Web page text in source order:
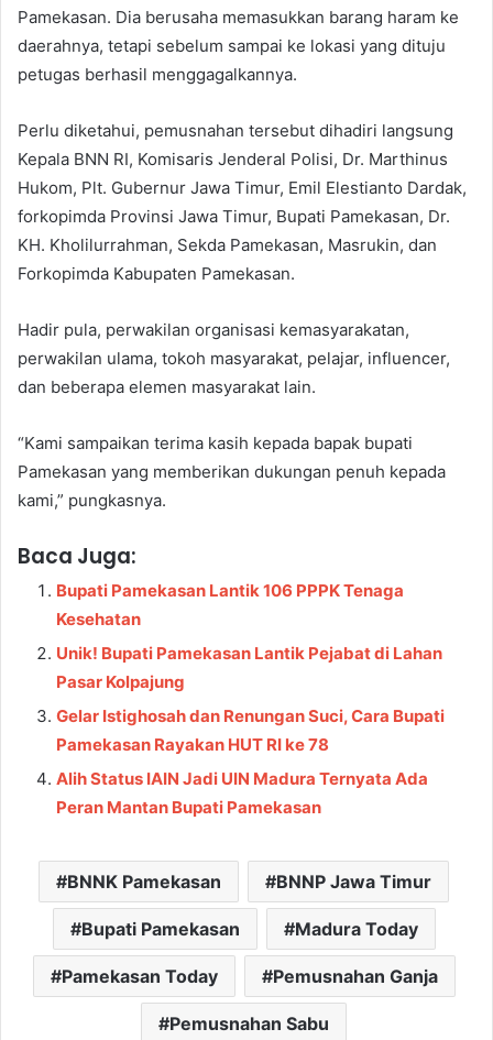
Pamekasan. Dia berusaha memasukkan barang haram ke
daerahnya, tetapi sebelum sampai ke lokasi yang dituju
petugas berhasil menggagalkannya.
Perlu diketahui, pemusnahan tersebut dihadiri langsung
Kepala BNN RI, Komisaris Jenderal Polisi, Dr. Marthinus
Hukom, Plt. Gubernur Jawa Timur, Emil Elestianto Dardak,
forkopimda Provinsi Jawa Timur, Bupati Pamekasan, Dr.
KH. Kholilurrahman, Sekda Pamekasan, Masrukin, dan
Forkopimda Kabupaten Pamekasan.
Hadir pula, perwakilan organisasi kemasyarakatan,
perwakilan ulama, tokoh masyarakat, pelajar, influencer,
dan beberapa elemen masyarakat lain.
“Kami sampaikan terima kasih kepada bapak bupati
Pamekasan yang memberikan dukungan penuh kepada
kami,” pungkasnya.
Baca Juga:
Bupati Pamekasan Lantik 106 PPPK Tenaga
Kesehatan
Unik! Bupati Pamekasan Lantik Pejabat di Lahan
Pasar Kolpajung
Gelar Istighosah dan Renungan Suci, Cara Bupati
Pamekasan Rayakan HUT RI ke 78
Alih Status IAIN Jadi UIN Madura Ternyata Ada
Peran Mantan Bupati Pamekasan
BNNK Pamekasan BNNP Jawa Timur
Bupati Pamekasan Madura Today
Pamekasan Today Pemusnahan Ganja
Pemusnahan Sabu